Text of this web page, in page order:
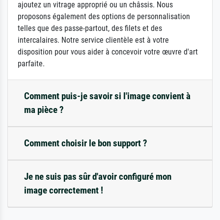
ajoutez un vitrage approprié ou un châssis. Nous
proposons également des options de personnalisation
telles que des passe-partout, des filets et des
intercalaires. Notre service clientèle est à votre
disposition pour vous aider à concevoir votre œuvre d'art
parfaite.
Comment puis-je savoir si l'image convient à
ma pièce ?
Comment choisir le bon support ?
Je ne suis pas sûr d'avoir configuré mon
image correctement !